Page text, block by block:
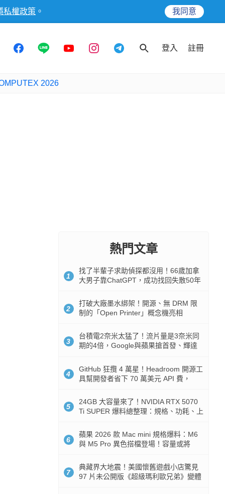
私權政策 。 我同意
登入 註冊
2026
熱門文章
1
找了半輩子求助偵探都沒用！66歲加拿
大男子靠ChatGPT，成功找回失散50年
2
打破大廠墨水綁架！開源、無 DRM 限
制的「Open Printer」概念機亮相
3
台積電2奈米太猛了！流片量是3奈米同
期的4倍，Google與蘋果搶首發、輝達
4
GitHub 狂攬 4 萬星！Headroom 開源工
具幫開發者省下 70 萬美元 API 費，
5
24GB 大容量來了！NVIDIA RTX 5070
Ti SUPER 爆料總整理：規格、功耗、上
6
蘋果 2026 款 Mac mini 規格爆料：M6
與 M5 Pro 異色搭檔登場！容量或將
7
典藏界大地震！美國懷舊遊戲小店驚見
97 片未公開版《超級瑪利歐兄弟》變體